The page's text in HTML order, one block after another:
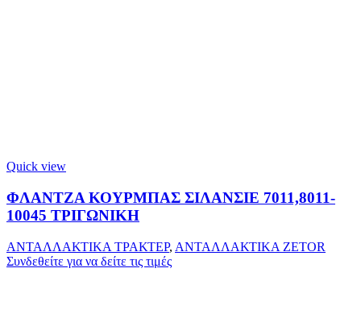
Quick view
ΦΛΑΝΤΖΑ ΚΟΥΡΜΠΑΣ ΣΙΛΑΝΣΙΕ 7011,8011-
10045 ΤΡΙΓΩΝΙΚΗ
ΑΝΤΑΛΛΑΚΤΙΚΑ ΤΡΑΚΤΕΡ, ΑΝΤΑΛΛΑΚΤΙΚΑ ZETOR
Συνδεθείτε για να δείτε τις τιμές